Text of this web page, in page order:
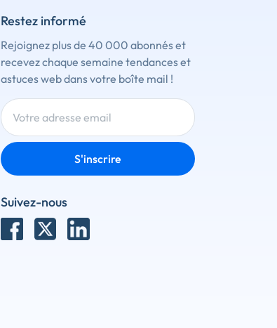
Restez informé
Rejoignez plus de 40 000 abonnés et
recevez chaque semaine tendances et
astuces web dans votre boîte mail !
S'inscrire
Suivez-nous